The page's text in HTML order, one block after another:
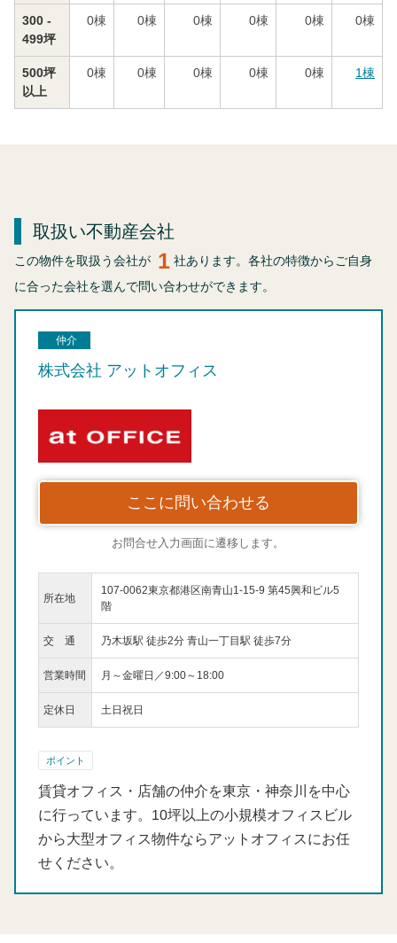
300 -
499坪
0棟 0棟 0棟 0棟 0棟 0棟
500坪
以上
0棟 0棟 0棟 0棟 0棟 1棟
取扱い不動産会社
この物件を取扱う会社が 1 社あります。各社の特徴からご自身
に合った会社を選んで問い合わせができます。
仲介
株式会社 アットオフィス
ここに問い合わせる
お問合せ入力画面に遷移します。
所在地
107-0062東京都港区南青山1-15-9 第45興和ビル5
階
交 通 乃木坂駅 徒歩2分 青山一丁目駅 徒歩7分
営業時間 月～金曜日／9:00～18:00
定休日 土日祝日
ポイント
賃貸オフィス・店舗の仲介を東京・神奈川を中心
に行っています。10坪以上の小規模オフィスビル
から大型オフィス物件ならアットオフィスにお任
せください。